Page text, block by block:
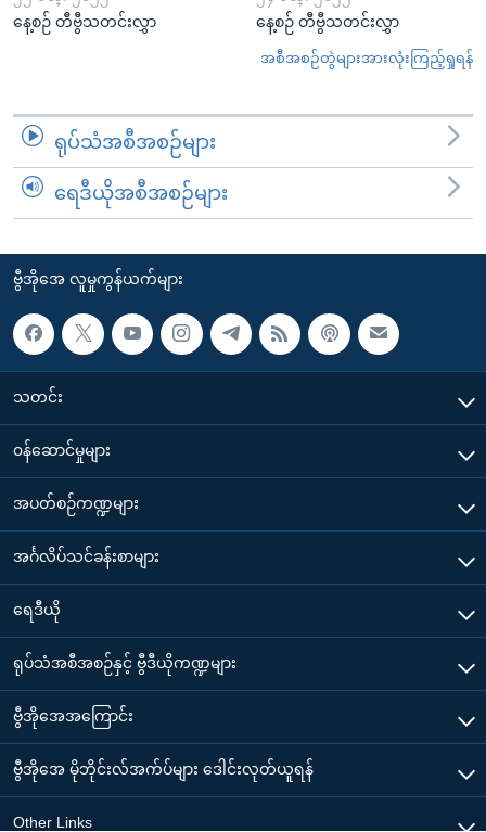
နေ့စဉ် တီဗွီသတင်းလွှာ နေ့စဉ် တီဗွီသတင်းလွှာ
အစီအစဉ်တွဲများအားလုံးကြည့်ရှုရန်
ရုပ်သံအစီအစဉ်များ
ရေဒီယိုအစီအစဉ်များ
ဗွီအိုအေ လူမှုကွန်ယက်များ
သတင်း
၀န်ဆောင်မှုများ
အပတ်စဉ်ကဏ္ဍများ
အင်္ဂလိပ်သင်ခန်းစာများ
ရေဒီယို
ရုပ်သံအစီအစဉ်နှင့် ဗွီဒီယိုကဏ္ဍများ
ဗွီအိုအေအကြောင်း
ဗွီအိုအေ မိုဘိုင်းလ်အက်ပ်များ ဒေါင်းလုတ်ယူရန်
Other Links